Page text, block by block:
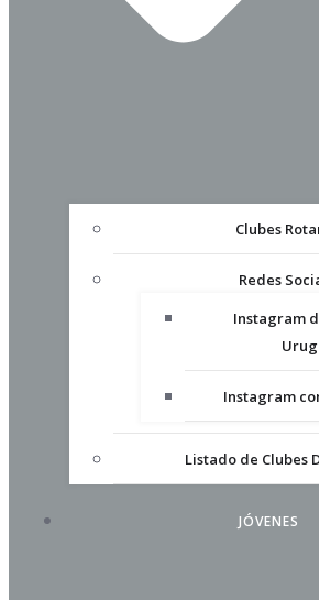
Clubes
Redes
Instagram
Instagram
Listado de Clubes
JÓVENES